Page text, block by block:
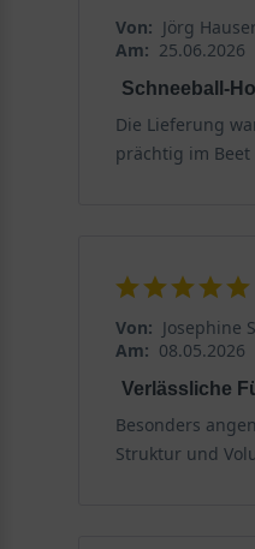
Von: Jörg
Am: 25.06.2026
Schneeball-
Die Lieferung
prächtig im
Von: Josephine
Am: 08.05.2026
Verlässliche
Besonders
Struktur und